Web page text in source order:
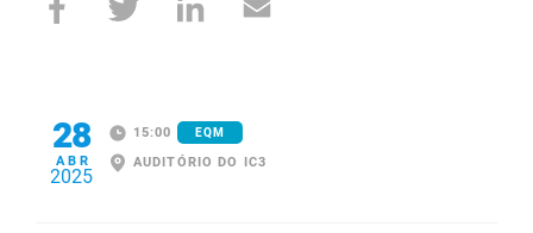
28
ABR
2025
15:00 EQM
AUDITÓRIO DO IC3